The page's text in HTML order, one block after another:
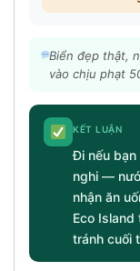
Biển đẹp thật,
vào chịu phạt
KẾT LUẬN
Đi nếu
nghi —
nhận ăn
Eco
tránh cuối